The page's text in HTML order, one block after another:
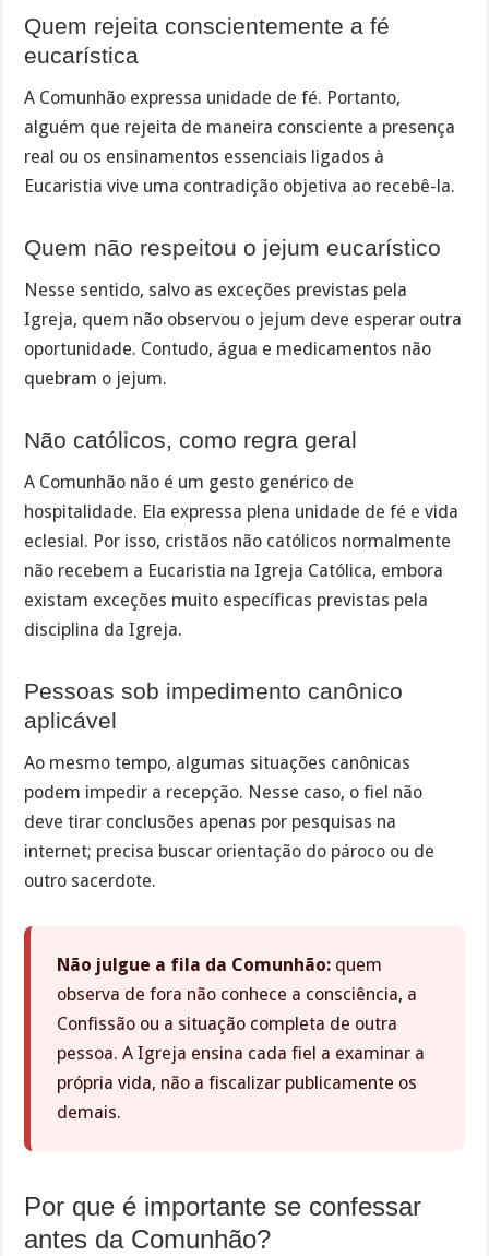
Quem rejeita conscientemente a fé
eucarística
A Comunhão expressa unidade de fé. Portanto,
alguém que rejeita de maneira consciente a presença
real ou os ensinamentos essenciais ligados à
Eucaristia vive uma contradição objetiva ao recebê-la.
Quem não respeitou o jejum eucarístico
Nesse sentido, salvo as exceções previstas pela
Igreja, quem não observou o jejum deve esperar outra
oportunidade. Contudo, água e medicamentos não
quebram o jejum.
Não católicos, como regra geral
A Comunhão não é um gesto genérico de
hospitalidade. Ela expressa plena unidade de fé e vida
eclesial. Por isso, cristãos não católicos normalmente
não recebem a Eucaristia na Igreja Católica, embora
existam exceções muito específicas previstas pela
disciplina da Igreja.
Pessoas sob impedimento canônico
aplicável
Ao mesmo tempo, algumas situações canônicas
podem impedir a recepção. Nesse caso, o fiel não
deve tirar conclusões apenas por pesquisas na
internet; precisa buscar orientação do pároco ou de
outro sacerdote.
Não julgue a fila da Comunhão: quem
observa de fora não conhece a consciência, a
Confissão ou a situação completa de outra
pessoa. A Igreja ensina cada fiel a examinar a
própria vida, não a fiscalizar publicamente os
demais.
Por que é importante se confessar
antes da Comunhão?